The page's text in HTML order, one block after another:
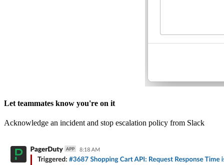
Let teammates know you're on it
Acknowledge an incident and stop escalation policy from Slack